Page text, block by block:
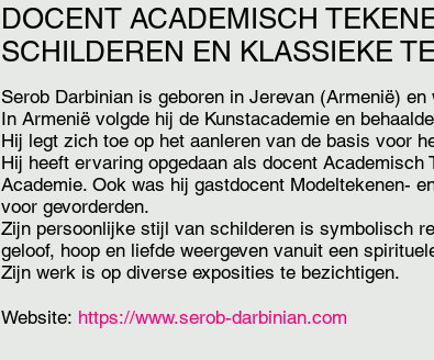
DOCENT ACADEMISCH
SCHILDEREN EN KLASSIEKE
Serob Darbinian is geboren in Jerevan (Armenië)
In Armenië volgde hij de Kunstacademie en
Hij legt zich toe op het aanleren van de basis voor
Hij heeft ervaring opgedaan als docent Academisch
Academie. Ook was hij gastdocent Modeltekenen-
voor gevorderden.
Zijn persoonlijke stijl van schilderen is symbolisch
geloof, hoop en liefde weergeven vanuit een
Zijn werk is op diverse exposities te bezichtigen.
Website: https://www.serob-darbinian.com